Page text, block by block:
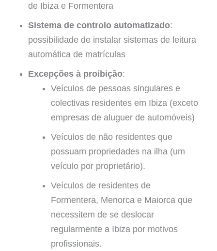
de Ibiza e Formentera
Sistema de controlo automatizado:
possibilidade de instalar sistemas de leitura
automática de matrículas
Excepções à proibição:
Veículos de pessoas singulares e
colectivas residentes em Ibiza (exceto
empresas de aluguer de automóveis)
Veículos de não residentes que
possuam propriedades na ilha (um
veículo por proprietário).
Veículos de residentes de
Formentera, Menorca e Maiorca que
necessitem de se deslocar
regularmente a Ibiza por motivos
profissionais.